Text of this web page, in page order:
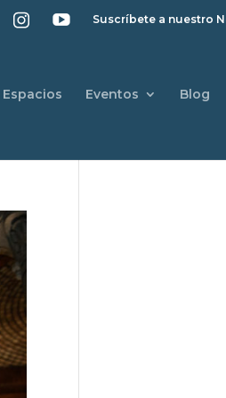
Suscríbete a nuestro
Espacios Eventos Blog